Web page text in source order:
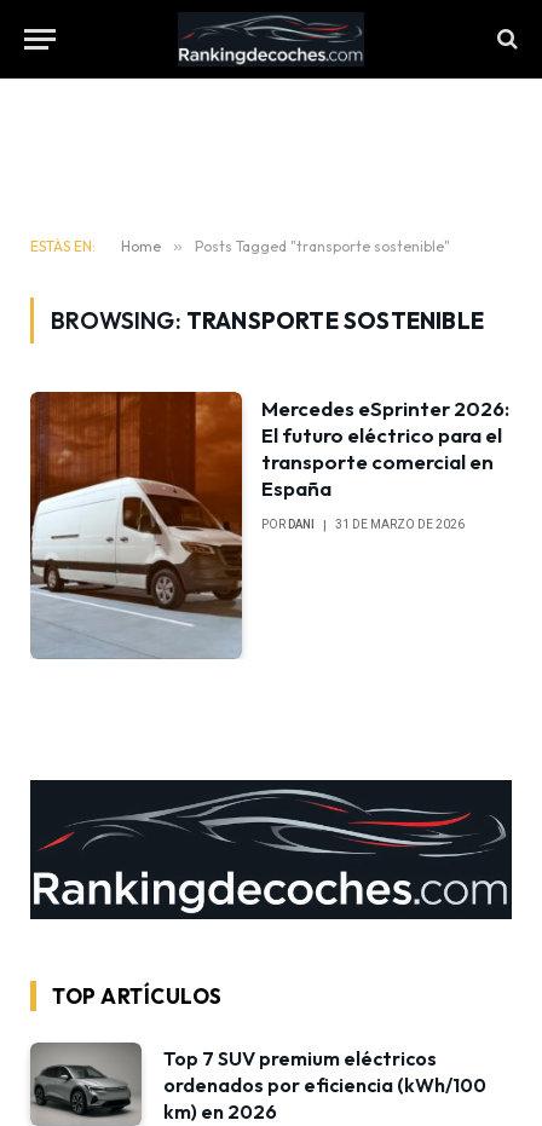
ESTÁS EN: Home » Posts Tagged "transporte sostenible"
BROWSING: TRANSPORTE SOSTENIBLE
Mercedes eSprinter 2026:
El futuro eléctrico para el
transporte comercial en
España
POR DANI 31 DE MARZO DE 2026
TOP ARTÍCULOS
Top 7 SUV premium eléctricos
ordenados por eficiencia (kWh/100
km) en 2026